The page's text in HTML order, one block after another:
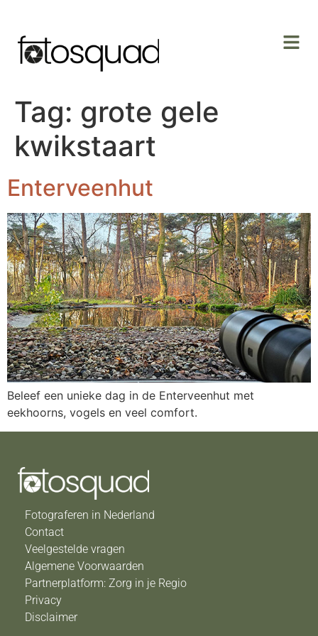
Tag: grote gele
kwikstaart
Enterveenhut
Beleef een unieke dag in de Enterveenhut met
eekhoorns, vogels en veel comfort.
Fotograferen in Nederland
Contact
Veelgestelde vragen
Algemene Voorwaarden
Partnerplatform: Zorg in je Regio
Privacy
Disclaimer